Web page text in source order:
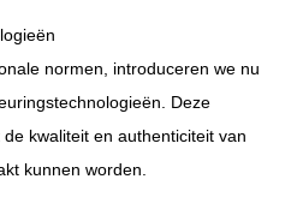
normen, introduceren we nu
Deze
kwaliteit en authenticiteit van
kunnen worden.